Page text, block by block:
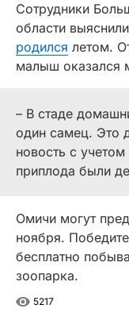
Сотрудники
области
родился летом.
малыш оказался
– В стаде
один самец. Это
новость с
приплода были
Омичи могут
ноября.
бесплатно
зоопарка.
5217